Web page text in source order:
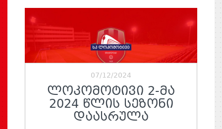
07/12/2024
ᲚᲝᲙᲝᲛᲝᲢᲘᲕᲘ 2-ᲛᲐ
2024 ᲬᲚᲘᲡ ᲡᲔᲖᲝᲜᲘ
ᲓᲐᲐᲡᲠᲣᲚᲐ